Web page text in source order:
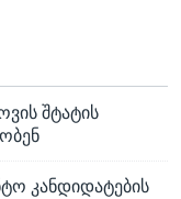
შტატის
კანდიდატების